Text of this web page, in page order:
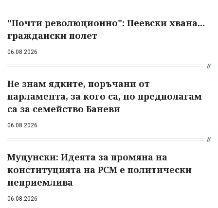
"Почти революционно": Пеевски хвана...
граждански полет
06.08.2026
Не знам ядките, поръчани от
парламента, за кого са, но предполагам
са за семейство Баневи
06.08.2026
Муцунски: Идеята за промяна на
конституцията на РСМ е политически
неприемлива
06.08.2026